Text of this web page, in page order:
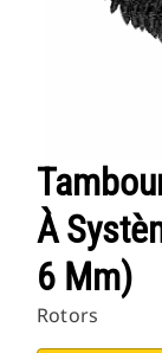
À
6 Mm)
Rotors